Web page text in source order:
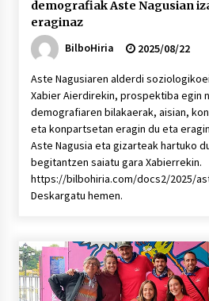
demografiak Aste Nagusian
eraginaz
BilboHiria
2025/08/22
Aste Nagusiaren alderdi
Xabier Aierdirekin, prospektiba egin
demografiaren bilakaerak, aisian,
eta konpartsetan eragin du eta
Aste Nagusia eta gizarteak hartuko
begitantzen saiatu gara Xabierrekin.
https://bilbohiria.com/docs2/2025/
Deskargatu hemen.